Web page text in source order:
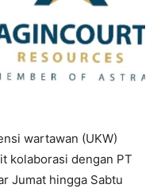
wartawan (UKW)
kolaborasi dengan PT
Jumat hingga Sabtu